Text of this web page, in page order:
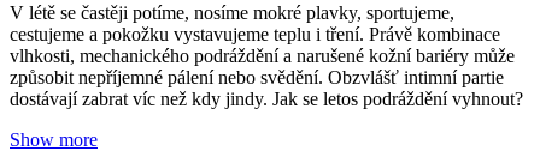
V létě se častěji potíme, nosíme mokré plavky, sportujeme,
cestujeme a pokožku vystavujeme teplu i tření. Právě kombinace
vlhkosti, mechanického podráždění a narušené kožní bariéry může
způsobit nepříjemné pálení nebo svědění. Obzvlášť intimní partie
dostávají zabrat víc než kdy jindy. Jak se letos podráždění vyhnout?
Show more